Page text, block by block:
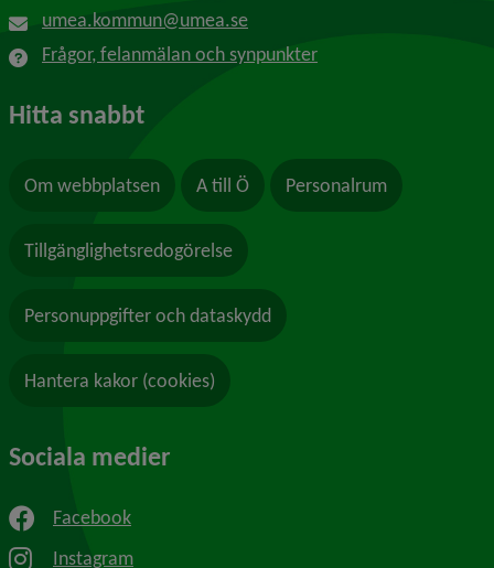
umea.kommun@umea.se
Frågor, felanmälan och synpunkter
Hitta snabbt
Om webbplatsen A till Ö Personalrum
Tillgänglighetsredogörelse
Personuppgifter och dataskydd
Hantera kakor (cookies)
Sociala medier
Facebook
Instagram